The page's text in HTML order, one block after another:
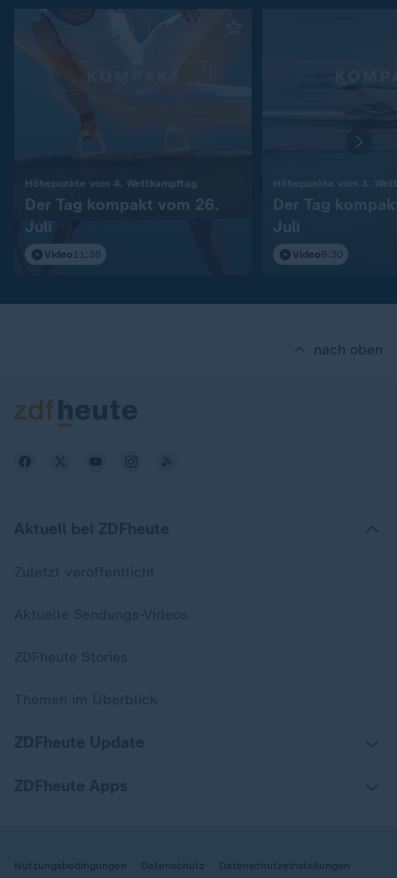
Höhepunkte vom 4. Wettkampftag
Der Tag kompakt vom 26.
Juli
Video 11:38
Höhepunkte vom 3.
Der Tag
Juli
Video9:30
nach oben
Nutzungsbedingungen Datenschutz Datenschutzeinstellungen